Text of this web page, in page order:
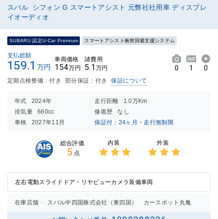
スバル シフォン G スマートアシスト 元弊社社用車 ディスプレ
イオーディオ
SUBARU 認定U-Car Premium スマートアシスト衝突回避支援システム
支払総額
159.1 万円
車両価格
154万円
諸費用
5.1 万円 0 1 0
定期点検整備：付き 部分保証：付き 保証について
年式 2024年 走行距離
1.0万Km
排気量
660cc 修復歴
なし
車検
2027年11月 保証付：24ヶ月・走行無制限
総合評価
5 点
内装
3点の
評価
外装
3点の
左右電動スライドドア・リヤビューカメラ装備車両
在庫店舗 スバル中四国株式会社（東四国） カースポット丸亀